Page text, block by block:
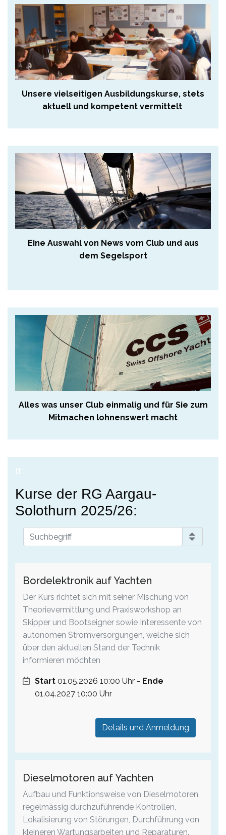
Unsere vielseitigen Ausbildungskurse, stets
aktuell und kompetent vermittelt
Eine Auswahl von News vom Club und aus
dem Segelsport
Alles was unser Club einmalig und für Sie zum
Mitmachen lohnenswert macht
tt
Kurse der RG Aargau-
Solothurn 2025/26:
Bordelektronik auf Yachten
Der Kurs richtet sich mit seiner Mischung von
Theorievermittlung und Praxisworkshop an
Skipper und Bootseigner sowie Interessente von
autonomen Stromversorgungen, welche sich
über den aktuellen Stand der Technik
informieren möchten
Start 01.05.2026 10:00 Uhr - Ende
01.04.2027 10:00 Uhr
Details und Anmeldung
Dieselmotoren auf Yachten
Aufbau und Funktionsweise von Dieselmotoren,
regelmässig durchzuführende Kontrollen,
Lokalisierung von Störungen, Durchführung von
kleineren Wartungsarbeiten und Reparaturen.